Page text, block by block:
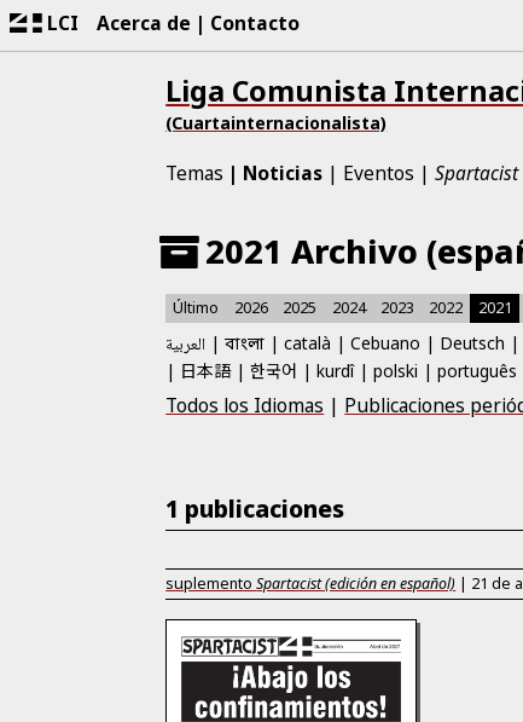
LCI Acerca de Contacto
Liga Comunista
(Cuartainternacionalista)
Temas Noticias Eventos Spartacist
2021 Archivo
Último 2026 2025 2024 2023 2022 2021
العربية বাংলা català Cebuano Deutsch
日本語 한국어 kurdî polski português
Todos los Idiomas | Publicaciones
1 publicaciones
suplementoSpartacist (edición en español) | 21 de